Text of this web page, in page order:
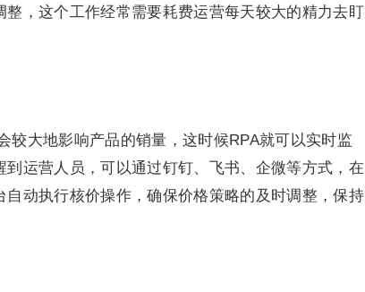
，这个工作经常需要耗费运营每天较大的精力去盯
较大地影响产品的销量，这时候RPA就可以实时监
运营人员，可以通过钉钉、飞书、企微等方式，在
动执行核价操作，确保价格策略的及时调整，保持